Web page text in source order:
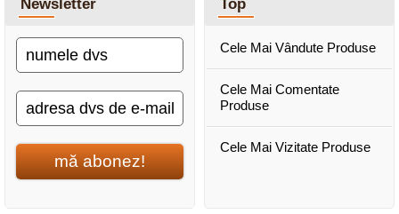
Newsletter
mă abonez!
Top
Cele Mai Vândute Produse
Cele Mai Comentate
Produse
Cele Mai Vizitate Produse